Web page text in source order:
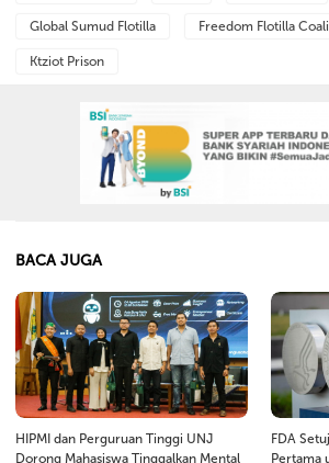
Global Sumud Flotilla Freedom Flotilla
Ktziot Prison
BACA JUGA
HIPMI dan Perguruan Tinggi UNJ
Dorong Mahasiswa Tinggalkan Mental
FDA
Pertama